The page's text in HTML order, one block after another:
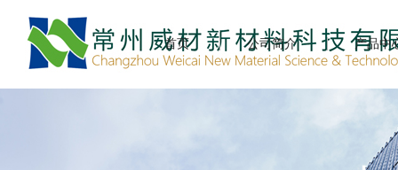
首页 公司简介 产品中